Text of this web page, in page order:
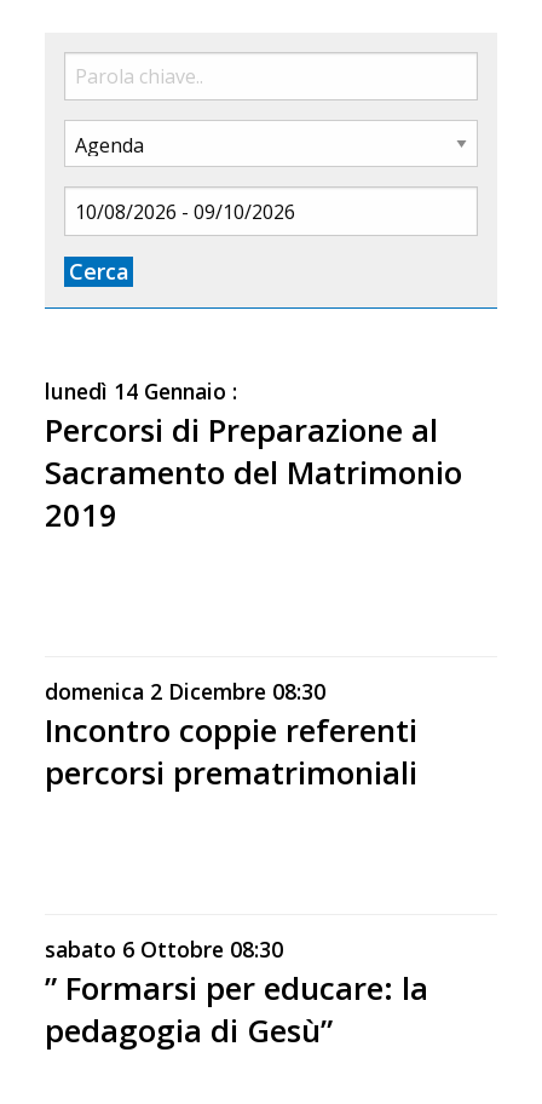
Cerca
lunedì 14 Gennaio :
Percorsi di Preparazione al
Sacramento del Matrimonio
2019
domenica 2 Dicembre 08:30
Incontro coppie referenti
percorsi prematrimoniali
sabato 6 Ottobre 08:30
” Formarsi per educare: la
pedagogia di Gesù”